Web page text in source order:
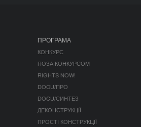
ПРОГРАМА
КОНКУРС
ПОЗА КОНКУРСОМ
RIGHTS NOW!
DOCU/ПРО
DOCU/СИНТЕЗ
ДЕКОНСТРУКЦІЇ
ПРОСТІ КОНСТРУКЦІЇ